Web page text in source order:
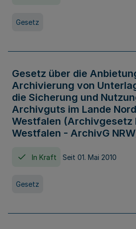
Gesetz
Gesetz über die
Archivierung von
die Sicherung und
Archivguts im Lande
Westfalen (Archivgesetz
Westfalen - ArchivG
In Kraft Seit 01. Mai 2010
Gesetz